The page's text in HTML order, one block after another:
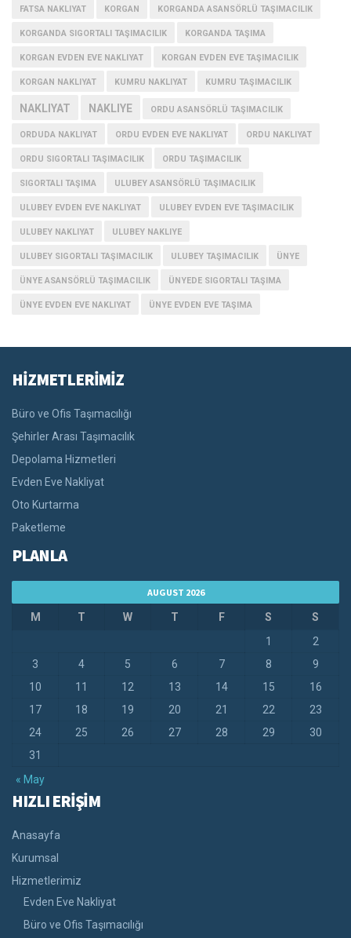
FATSA NAKLIYAT KORGAN KORGANDA ASANSÖRLÜ TAŞIMACILIK
KORGANDA SIGORTALI TAŞIMACILIK KORGANDA TAŞIMA
KORGAN EVDEN EVE NAKLIYAT KORGAN EVDEN EVE TAŞIMACILIK
KORGAN NAKLIYAT KUMRU NAKLIYAT KUMRU TAŞIMACILIK
NAKLIYAT NAKLIYE ORDU ASANSÖRLÜ TAŞIMACILIK
ORDUDA NAKLIYAT ORDU EVDEN EVE NAKLIYAT ORDU NAKLIYAT
ORDU SIGORTALI TAŞIMACILIK ORDU TAŞIMACILIK
SIGORTALI TAŞIMA ULUBEY ASANSÖRLÜ TAŞIMACILIK
ULUBEY EVDEN EVE NAKLIYAT ULUBEY EVDEN EVE TAŞIMACILIK
ULUBEY NAKLIYAT ULUBEY NAKLIYE
ULUBEY SIGORTALI TAŞIMACILIK ULUBEY TAŞIMACILIK ÜNYE
ÜNYE ASANSÖRLÜ TAŞIMACILIK ÜNYEDE SIGORTALI TAŞIMA
ÜNYE EVDEN EVE NAKLIYAT ÜNYE EVDEN EVE TAŞIMA
HİZMETLERİMİZ
Büro ve Ofis Taşımacılığı
Şehirler Arası Taşımacılık
Depolama Hizmetleri
Evden Eve Nakliyat
Oto Kurtarma
Paketleme
PLANLA
AUGUST 2026
M T W T F S S
« May
1
2
3
4 5 6 7 8
9
10
11 12 13 14 15
16
17
18 19 20 21 22
23
24
25 26 27 28 29
30
31
HIZLI ERİŞİM
Anasayfa
Kurumsal
Hizmetlerimiz
Evden Eve Nakliyat
Büro ve Ofis Taşımacılığı